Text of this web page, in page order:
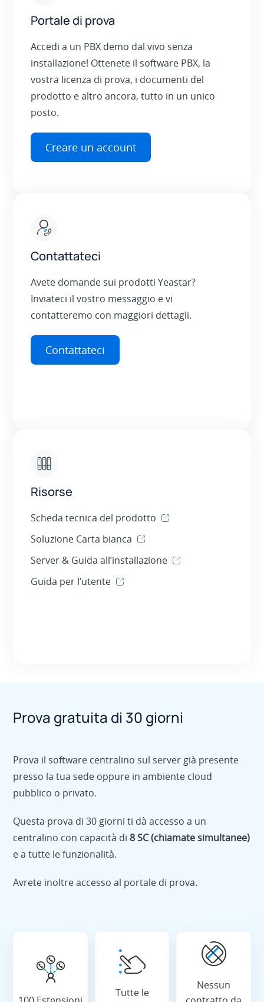
Portale di prova
Accedi a un PBX demo dal vivo senza
installazione! Ottenete il software PBX, la
vostra licenza di prova, i documenti del
prodotto e altro ancora, tutto in un unico
posto.
Creare un account
Contattateci
Avete domande sui prodotti Yeastar?
Inviateci il vostro messaggio e vi
contatteremo con maggiori dettagli.
Contattateci
Risorse
Scheda tecnica del prodotto
Soluzione Carta bianca
Server & Guida all’installazione
Guida per l’utente
Prova gratuita di 30 giorni
Prova il software centralino sul server già presente
presso la tua sede oppure in ambiente cloud
pubblico o privato.
Questa prova di 30 giorni ti dà accesso a un
centralino con capacità di8 SC (chiamate simultanee)
e a tutte le funzionalità.
Avrete inoltre accesso al portale di prova.
Tutte le
Nessun